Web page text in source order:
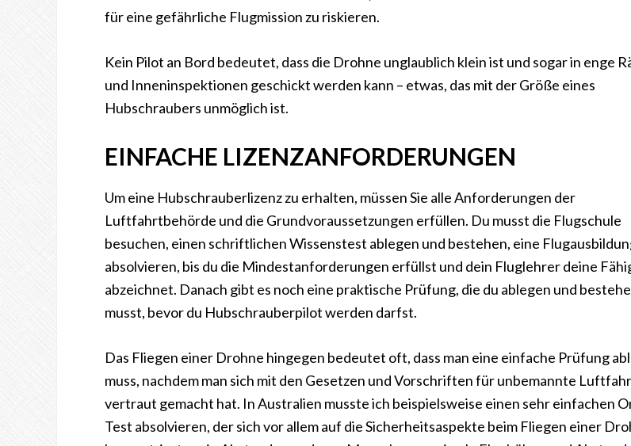
für eine gefährliche Flugmission zu riskieren.
Kein Pilot an Bord bedeutet, dass die Drohne unglaublich klein ist und sogar in enge
und Inneninspektionen geschickt werden kann – etwas, das mit der Größe eines
Hubschraubers unmöglich ist.
EINFACHE LIZENZANFORDERUNGEN
Um eine Hubschrauberlizenz zu erhalten, müssen Sie alle Anforderungen der
Luftfahrtbehörde und die Grundvoraussetzungen erfüllen. Du musst die Flugschule
besuchen, einen schriftlichen Wissenstest ablegen und bestehen, eine
absolvieren, bis du die Mindestanforderungen erfüllst und dein Fluglehrer deine
abzeichnet. Danach gibt es noch eine praktische Prüfung, die du ablegen und
musst, bevor du Hubschrauberpilot werden darfst.
Das Fliegen einer Drohne hingegen bedeutet oft, dass man eine einfache Prüfung
muss, nachdem man sich mit den Gesetzen und Vorschriften für unbemannte
vertraut gemacht hat. In Australien musste ich beispielsweise einen sehr einfachen
Test absolvieren, der sich vor allem auf die Sicherheitsaspekte beim Fliegen einer